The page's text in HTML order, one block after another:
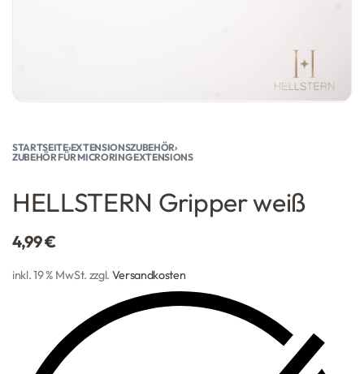
STARTSEITE›EXTENSIONSZUBEHÖR›
ZUBEHÖR FÜR MICRORING EXTENSIONS
HELLSTERN Gripper weiß
4,99€
inkl. 19 % MwSt. zzgl. Versandkosten